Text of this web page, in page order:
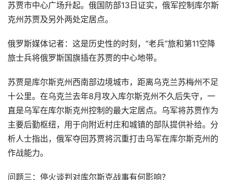
苏贾市中心广场升起。俄国防部13日证实，俄军控制库尔斯
克州苏贾及另外两处定居点。
俄罗斯媒体记者：这是历史性的时刻，“老兵”旅和第11空降
旅士兵将俄罗斯国旗插在苏贾的中心地带。
苏贾是库尔斯克州西南部边境城市，距离乌克兰苏梅州不足
十公里。在乌克兰去年8月攻入库尔斯克州不久后失守，一
直是乌军在库尔斯克州控制的最大定居点。乌军将苏贾作为
主要后勤枢纽，用于向附近村庄和城镇的部队提供补给。分
析人士指出，俄军夺回苏贾将沉重打击乌军在库尔斯克州的
作战能力。
问题三：停火谈判对库尔斯克战事有何影响？